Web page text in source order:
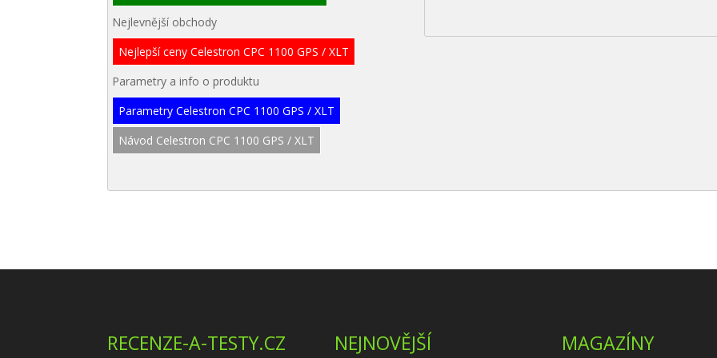
Nejlevnější obchody
Nejlepší ceny Celestron CPC 1100 GPS / XLT
Parametry a info o produktu
Parametry Celestron CPC 1100 GPS / XLT
Návod Celestron CPC 1100 GPS / XLT
RECENZE-A-TESTY.CZ NEJNOVĚJŠÍ MAGAZÍNY